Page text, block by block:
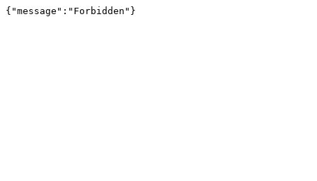
{"message":"Forbidden"}